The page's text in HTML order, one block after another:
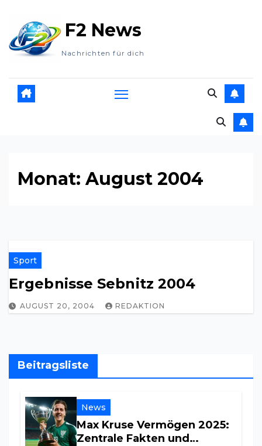
Inhalt
springen
F2 News
Nachrichten für dich
Monat: August 2004
Sport
Ergebnisse Sebnitz 2004
AUGUST 20, 2004 REDAKTION
Beitragsliste
News
Max Kruse Vermögen 2025:
Zentrale Fakten und